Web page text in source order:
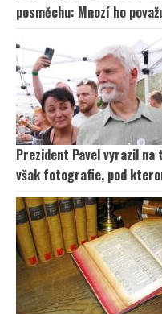
posměchu: Mnozí ho
Prezident Pavel vyrazil
však fotografie, pod